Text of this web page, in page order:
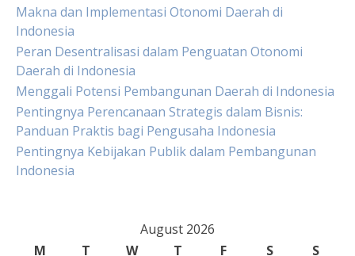
Makna dan Implementasi Otonomi Daerah di
Indonesia
Peran Desentralisasi dalam Penguatan Otonomi
Daerah di Indonesia
Menggali Potensi Pembangunan Daerah di Indonesia
Pentingnya Perencanaan Strategis dalam Bisnis:
Panduan Praktis bagi Pengusaha Indonesia
Pentingnya Kebijakan Publik dalam Pembangunan
Indonesia
August 2026
M
T W T F S S